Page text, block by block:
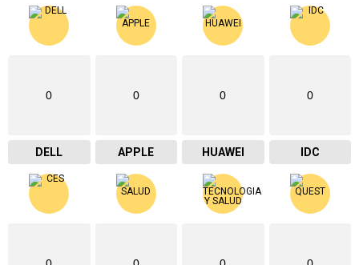
0
DELL
0
APPLE
0
HUAWEI
0
IDC